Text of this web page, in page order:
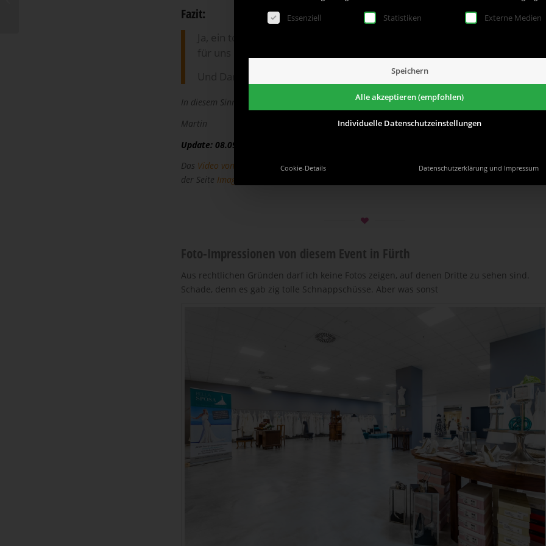
Fazit:
Und Danke an die Familie Karalis, dass Sie uns engagiert hat!
In diesem Sinne,
Martin
Update: 08.09.2018
Das Video von Paul ist fertig. Sie können es auf unserem ARTARCO-YouTube Channeloder auf
der Seite Imagefilme
Foto-Impressionen von diesem Event in Fürth
Aus rechtlichen Gründen darf ich keine Fotos zeigen, auf denen Dritte zu sehen sind.
Schade, denn es gab zig tolle Schnappschüsse. Aber was sonst
Es folgt eine Liste der Service-Gruppen, für die eine
Essenziell Statistiken Externe Medien
Speichern
Alle akzeptieren (empfohlen)
Individuelle Datenschutzeinstellungen
Cookie-Details Datenschutzerklärung und Impressum